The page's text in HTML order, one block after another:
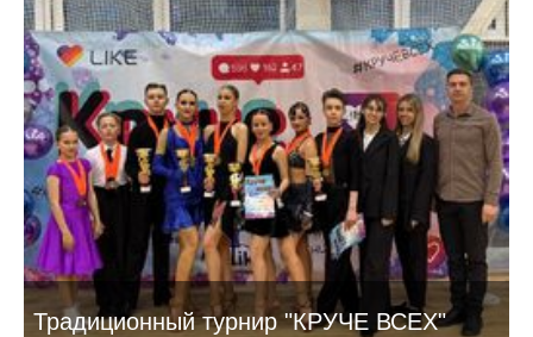
Традиционный турнир "КРУЧЕ ВСЕХ"